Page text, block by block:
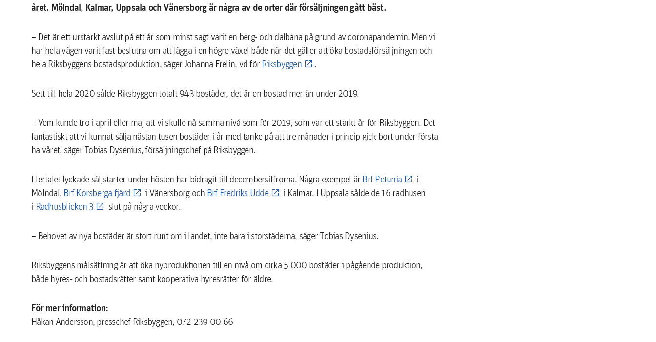
året. Mölndal, Kalmar, Uppsala och Vänersborg är några av de orter där försäljningen gått bäst.
– Det är ett urstarkt avslut på ett år som minst sagt varit en berg- och dalbana på grund av coronapandemin. Men vi
har hela vägen varit fast beslutna om att lägga i en högre växel både när det gäller att öka bostadsförsäljningen och
hela Riksbyggens bostadsproduktion, säger Johanna Frelin, vd för Riksbyggen .
Sett till hela 2020 sålde Riksbyggen totalt 943 bostäder, det är en bostad mer än under 2019.
– Vem kunde tro i april eller maj att vi skulle nå samma nivå som för 2019, som var ett starkt år för Riksbyggen. Det
fantastiskt att vi kunnat sälja nästan tusen bostäder i år med tanke på att tre månader i princip gick bort under första
halvåret, säger Tobias Dysenius, försäljningschef på Riksbyggen.
Flertalet lyckade säljstarter under hösten har bidragit till decembersiffrorna. Några exempel är Brf Petunia
i
Mölndal, Brf Korsberga fjärd i Vänersborg och Brf Fredriks Udde
i Kalmar. I Uppsala sålde de 16 radhusen
i Radhusblicken 3 slut på några veckor.
– Behovet av nya bostäder är stort runt om i landet, inte bara i storstäderna, säger Tobias Dysenius.
Riksbyggens målsättning är att öka nyproduktionen till en nivå om cirka 5 000 bostäder i pågående produktion,
både hyres- och bostadsrätter samt kooperativa hyresrätter för äldre.
För mer information:
Håkan Andersson, presschef Riksbyggen, 072-239 00 66